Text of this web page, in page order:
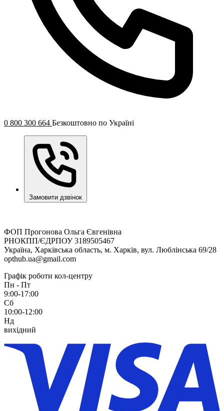
0 800 300 664 Безкоштовно по Україні
Замовити дзвінок
ФОП Прогонова Ольга Євгенівна
РНОКПП/ЄДРПОУ 3189505467
Україна, Харківська область, м. Харків, вул. Люблінська 69/28
opthub.ua@gmail.com
Графік роботи кол-центру
Пн - Пт
9:00-17:00
Сб
10:00-12:00
Нд
вихідний